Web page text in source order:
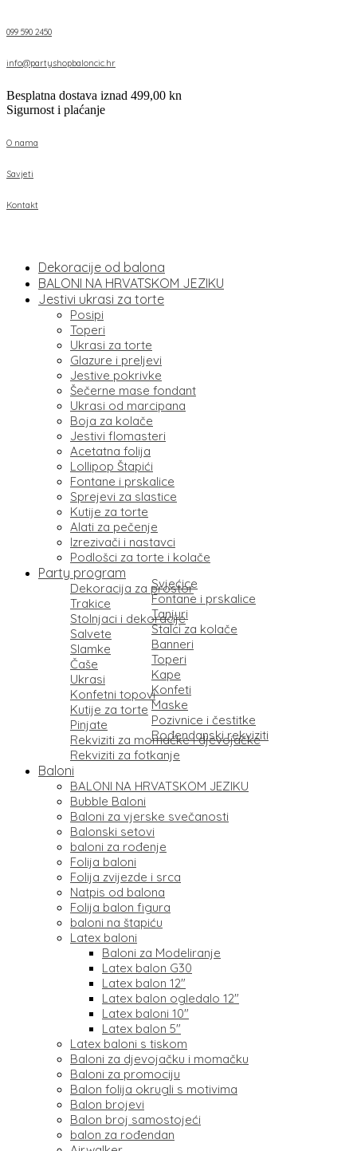
099 590 2450
info@partyshopbaloncic.hr
Besplatna dostava iznad 499,00 kn
Sigurnost i plaćanje
O nama
Savjeti
Kontakt
Dekoracije od balona
BALONI NA HRVATSKOM JEZIKU
Jestivi ukrasi za torte
Posipi
Toperi
Ukrasi za torte
Glazure i preljevi
Jestive pokrivke
Šečerne mase fondant
Ukrasi od marcipana
Boja za kolače
Jestivi flomasteri
Acetatna folija
Lollipop Štapići
Fontane i prskalice
Sprejevi za slastice
Kutije za torte
Alati za pečenje
Izrezivači i nastavci
Podlošci za torte i kolače
Party program
Dekoracija za prostor
Svjećice
Trakice
Fontane i prskalice
Stolnjaci i dekoracije
Tanjuri
Salvete
Stalci za kolače
Slamke
Banneri
Čaše
Toperi
Ukrasi
Kape
Konfetni topoviKonfeti
Kutije za torte Maske
Pinjate
Pozivnice i čestitke
Rekviziti za momačke i djevojačke
Rođendanski rekviziti
Rekviziti za fotkanje
Baloni
BALONI NA HRVATSKOM JEZIKU
Bubble Baloni
Baloni za vjerske svečanosti
Balonski setovi
baloni za rođenje
Folija baloni
Folija zvijezde i srca
Natpis od balona
Folija balon figura
baloni na štapiću
Latex baloni
Baloni za Modeliranje
Latex balon G30
Latex balon 12″
Latex balon ogledalo 12″
Latex baloni 10″
Latex balon 5″
Latex baloni s tiskom
Baloni za djevojačku i momačku
Baloni za promociju
Balon folija okrugli s motivima
Balon brojevi
Balon broj samostojeći
balon za rođendan